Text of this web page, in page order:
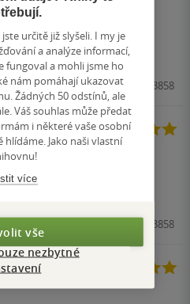
se zasmejete.
dily doporučuji.
Kniha, Leda, 2014, 9788073353858
je můj oblíbený autor.
Kniha, Leda, 2014, 9788073353858
určitě již slyšeli. I my je
a analýze informací,
fungoval a mohli jsme ho
nám pomáhají ukazovat
Žádných 50 odstínů, ale
Váš souhlas může předat
i některé vaše osobní
hlídáme. Jako naši vlastní
více
vše
nezbytné